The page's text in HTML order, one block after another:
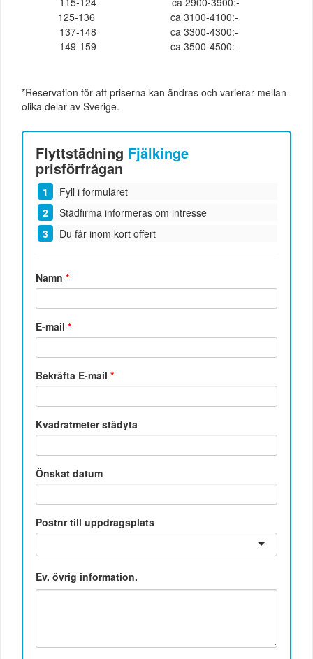
125-136
ca 3100-4100:-
137-148
ca 3300-4300:-
149-159
ca 3500-4500:-
*Reservation för att priserna kan ändras och varierar mellan
olika delar av Sverige.
Flyttstädning Fjälkinge
prisförfrågan
Fyll i formuläret
Städfirma informeras om intresse
Du får inom kort offert
Namn*
E-mail*
Bekräfta E-mail*
Kvadratmeter städyta
Önskat datum
Postnr till uppdragsplats
Ev. övrig information.